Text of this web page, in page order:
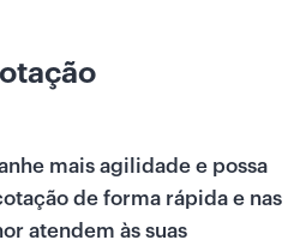
mais agilidade e possa
de forma rápida e nas
atendem às suas